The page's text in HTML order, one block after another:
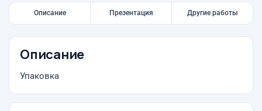
Описание Презентация Другие работы
Описание
Упаковка